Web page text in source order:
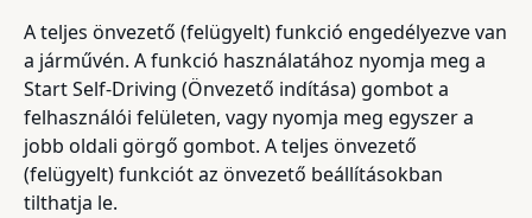
A teljes önvezető (felügyelt) funkció engedélyezve van
a járművén. A funkció használatához nyomja meg a
Start Self-Driving (Önvezető indítása) gombot a
felhasználói felületen, vagy nyomja meg egyszer a
jobb oldali görgő gombot. A teljes önvezető
(felügyelt) funkciót az önvezető beállításokban
tilthatja le.